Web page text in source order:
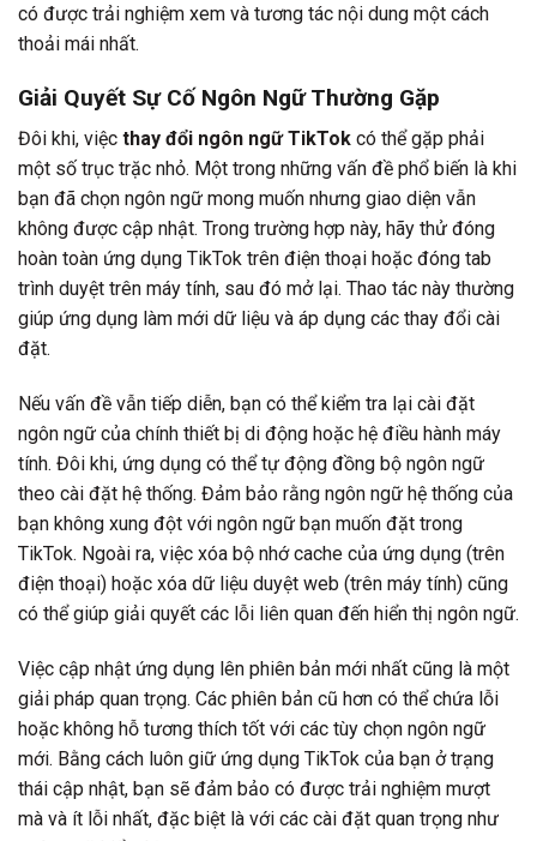
có được trải nghiệm xem và tương tác nội dung một cách
thoải mái nhất.
Giải Quyết Sự Cố Ngôn Ngữ Thường Gặp
Đôi khi, việc thay đổi ngôn ngữ TikTok có thể gặp phải
một số trục trặc nhỏ. Một trong những vấn đề phổ biến là khi
bạn đã chọn ngôn ngữ mong muốn nhưng giao diện vẫn
không được cập nhật. Trong trường hợp này, hãy thử đóng
hoàn toàn ứng dụng TikTok trên điện thoại hoặc đóng tab
trình duyệt trên máy tính, sau đó mở lại. Thao tác này thường
giúp ứng dụng làm mới dữ liệu và áp dụng các thay đổi cài
đặt.
Nếu vấn đề vẫn tiếp diễn, bạn có thể kiểm tra lại cài đặt
ngôn ngữ của chính thiết bị di động hoặc hệ điều hành máy
tính. Đôi khi, ứng dụng có thể tự động đồng bộ ngôn ngữ
theo cài đặt hệ thống. Đảm bảo rằng ngôn ngữ hệ thống của
bạn không xung đột với ngôn ngữ bạn muốn đặt trong
TikTok. Ngoài ra, việc xóa bộ nhớ cache của ứng dụng (trên
điện thoại) hoặc xóa dữ liệu duyệt web (trên máy tính) cũng
có thể giúp giải quyết các lỗi liên quan đến hiển thị ngôn ngữ.
Việc cập nhật ứng dụng lên phiên bản mới nhất cũng là một
giải pháp quan trọng. Các phiên bản cũ hơn có thể chứa lỗi
hoặc không hỗ tương thích tốt với các tùy chọn ngôn ngữ
mới. Bằng cách luôn giữ ứng dụng TikTok của bạn ở trạng
thái cập nhật, bạn sẽ đảm bảo có được trải nghiệm mượt
mà và ít lỗi nhất, đặc biệt là với các cài đặt quan trọng như